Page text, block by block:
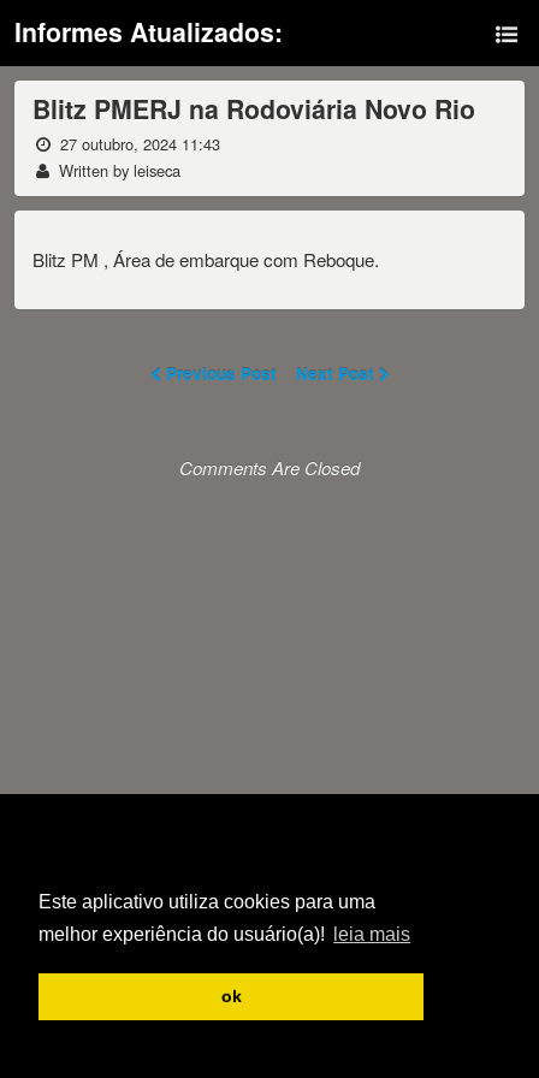
Este aplicativo utiliza cookies para uma
melhor experiência do usuário(a)!
leia mais
ok
Informes Atualizados:
Blitz PMERJ na Rodoviária Novo Rio
27 outubro, 2024 11:43
Written by leiseca
Blitz PM , Área de embarque com Reboque.
Previous Post Next Post
Comments Are Closed